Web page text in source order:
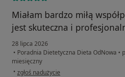
Miałam bardzo miłą
jest skuteczna i
28 lipca 2026
• Poradnia Dietetyczna Dieta OdNowa •
miesięczny
• w opinii użytkownika Anna L.
zgłoś nadużycie